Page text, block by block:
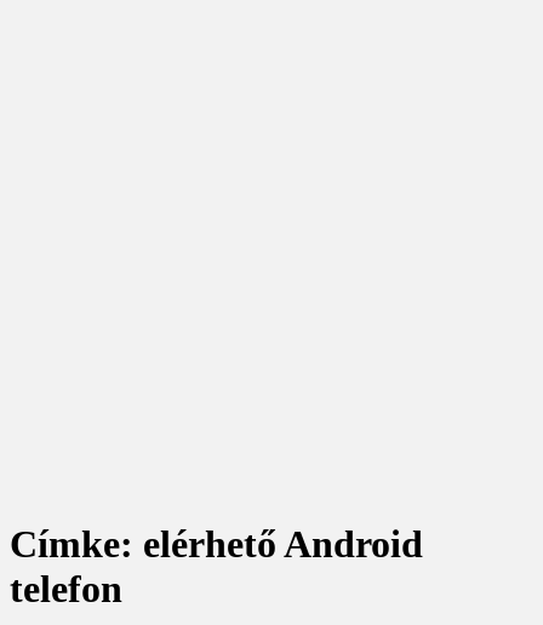
Címke: elérhető Android
telefon